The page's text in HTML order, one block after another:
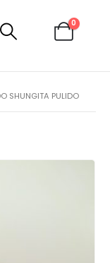
0
SHUNGITA PULIDO